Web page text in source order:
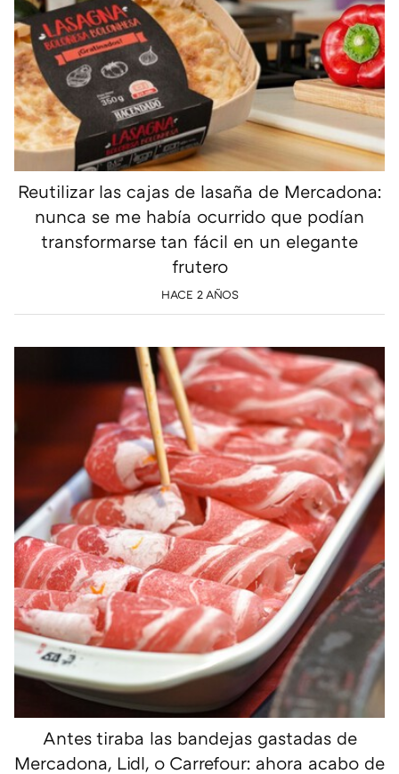
Reutilizar las cajas de lasaña de Mercadona:
nunca se me había ocurrido que podían
transformarse tan fácil en un elegante
frutero
HACE 2 AÑOS
Antes tiraba las bandejas gastadas de
Mercadona, Lidl, o Carrefour: ahora acabo de